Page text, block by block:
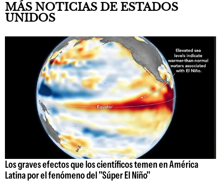
MÁS NOTICIAS DE ESTADOS
UNIDOS
Los graves efectos que los científicos temen en América
Latina por el fenómeno del "Súper El Niño"